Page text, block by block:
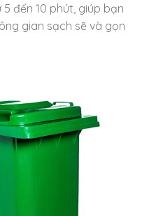
đến 10 phút, giúp bạn
gian sạch sẽ và gọn